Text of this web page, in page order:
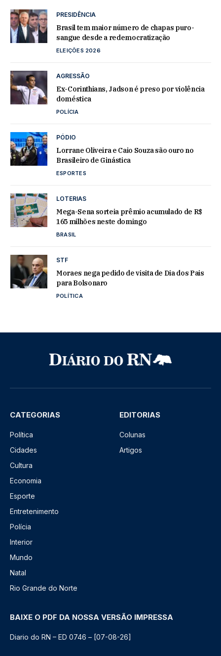
PRESIDÊNCIA
Brasil tem maior número de chapas puro-
sangue desde a redemocratização
ELEIÇÕES 2026
AGRESSÃO
Ex-Corinthians, Jadson é preso por violência
doméstica
POLÍCIA
PÓDIO
Lorrane Oliveira e Caio Souza são ouro no
Brasileiro de Ginástica
ESPORTES
LOTERIAS
Mega-Sena sorteia prêmio acumulado de R$
165 milhões neste domingo
BRASIL
STF
Moraes nega pedido de visita de Dia dos Pais
para Bolsonaro
POLÍTICA
CATEGORIAS
Política
Cidades
Cultura
Economia
Esporte
Entretenimento
Polícia
Interior
Mundo
Natal
Rio Grande do Norte
EDITORIAS
Colunas
Artigos
BAIXE O PDF DA NOSSA VERSÃO IMPRESSA
Diario do RN – ED 0746 – [07-08-26]